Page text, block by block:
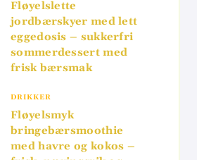
Fløyelslette
jordbærskyer med lett
eggedosis – sukkerfri
sommerdessert med
frisk bærsmak
DRIKKER
Fløyelsmyk
bringebærsmoothie
med havre og kokos –